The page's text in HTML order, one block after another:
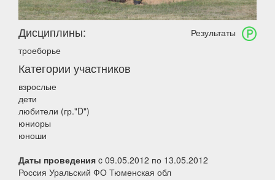
Результаты
Дисциплины:
троеборье
Категории участников
взрослые
дети
любители (гр."D")
юниоры
юноши
Даты проведения c 09.05.2012 по 13.05.2012
Россия Уральский ФО Тюменская обл